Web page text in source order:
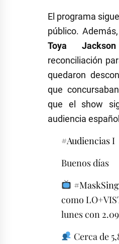
El programa
público.
Toya Jackson
reconciliación
quedaron
que
que el show
audiencia
#Audiencias I
Buenos días
como
lunes con
Cerca de